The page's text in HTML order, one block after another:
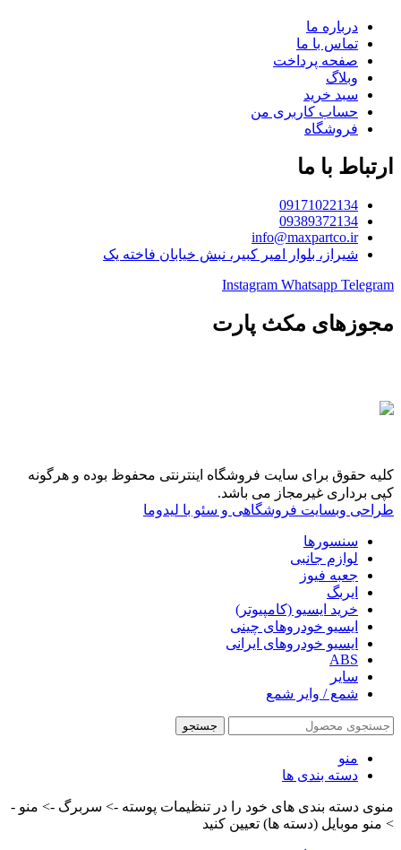
درباره ما
تماس با ما
صفحه پرداخت
وبلاگ
سبد خرید
حساب کاربری من
فروشگاه
ارتباط با ما
09171022134
09389372134
info@maxpartco.ir
شیراز، بلوار امیر کبیر، نبش خیابان فاخته یک
Instagram Whatsapp Telegram
مجوزهای مکث پارت
کلیه حقوق برای سایت فروشگاه اینترنتی محفوظ بوده و هرگونه
کپی برداری غیرمجاز می باشد.
طراحی وبسایت فروشگاهی و سئو با لیدوما
سنسورها
لوازم جانبی
جعبه فیوز
ایربگ
خرید ایسیو (کامپیوتر)
ایسیو خودروهای چینی
ایسیو خودروهای ایرانی
ABS
سایر
شمع / وایر شمع
جستجو
منو
دسته بندی ها
منوی دسته بندی های خود را در تنظیمات پوسته -> سربرگ -> منو -
> منو موبایل (دسته ها) تعیین کنید